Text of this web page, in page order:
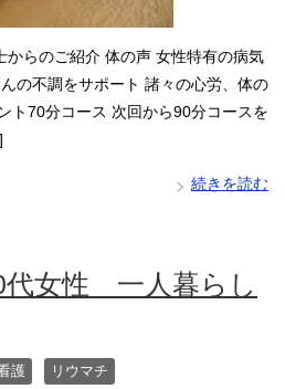
らのご紹介 体の声 女性特有の病気
の不調をサポート 諸々の心労、体の
ト70分コース 次回から90分コースを
続きを読む
代女性 一人暮らし
護 リウマチ